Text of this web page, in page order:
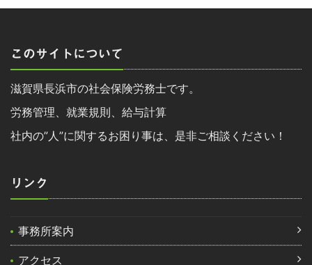
このサイトについて
滋賀県長浜市の社会保険労務士です。
労務管理、就業規則、給与計算
社内の”人”に関するお困り事は、是非ご相談ください！
リンク
事務所案内
アクセス